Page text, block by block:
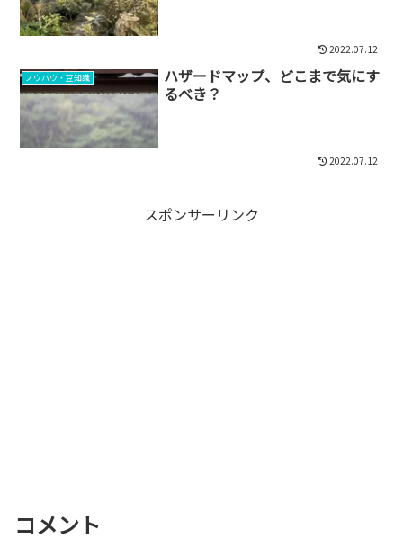
2022.07.12
ノウハウ・豆知識
ハザードマップ、どこまで気にす
るべき？
2022.07.12
スポンサーリンク
コメント